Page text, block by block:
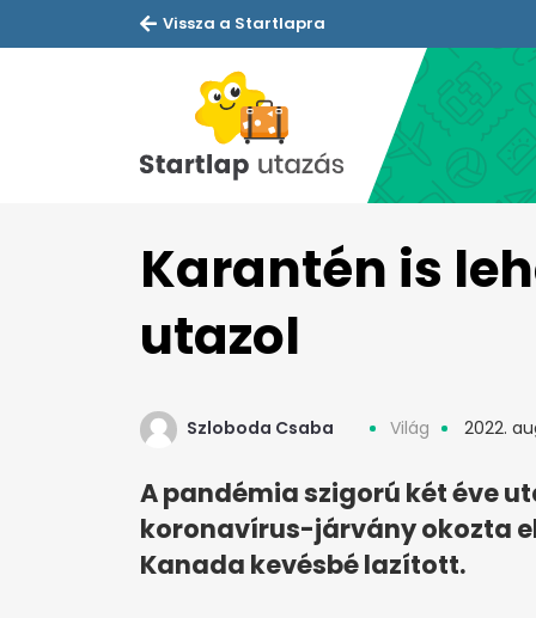
Vissza a Startlapra
Karantén is
utazol
Szloboda Csaba Világ 2022.
A pandémia szigorú két éve
koronavírus-járvány okozta
Kanada kevésbé lazított.